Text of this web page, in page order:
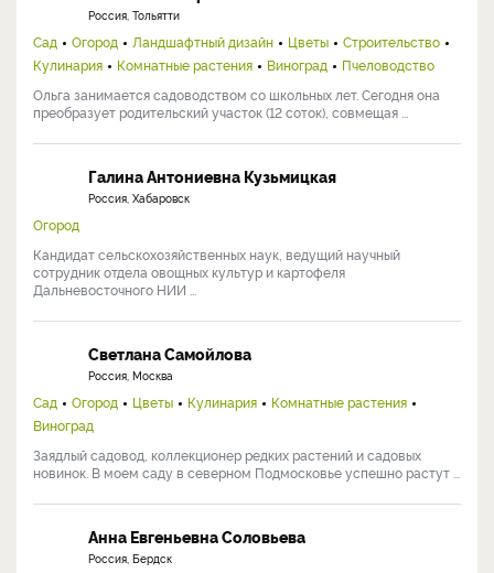
Россия, Тольятти
Сад Огород Ландшафтный дизайн Цветы
Строительство
Кулинария
Комнатные растения Виноград
Пчеловодство
Ольга занимается садоводством со школьных лет. Сегодня она
преобразует родительский участок (12 соток), совмещая ...
Галина Антониевна Кузьмицкая
Россия, Хабаровск
Огород
Кандидат сельскохозяйственных наук, ведущий научный
сотрудник отдела овощных культур и картофеля
Дальневосточного НИИ ...
Светлана Самойлова
Россия, Москва
Сад Огород Цветы Кулинария
Комнатные растения
Виноград
Заядлый садовод, коллекционер редких растений и садовых
новинок. В моем саду в северном Подмосковье успешно растут ...
Анна Евгеньевна Соловьева
Россия, Бердск